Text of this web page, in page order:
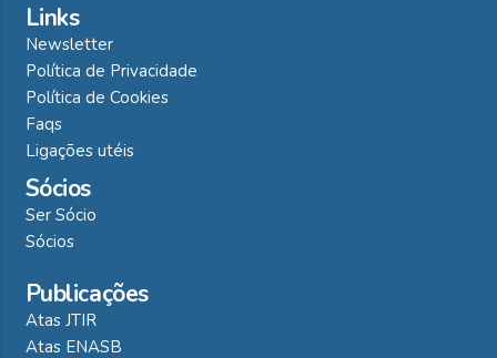
Links
Newsletter
Política de Privacidade
Política de Cookies
Faqs
Ligações utéis
Sócios
Ser Sócio
Sócios
Publicações
Atas JTIR
Atas ENASB